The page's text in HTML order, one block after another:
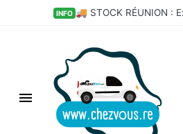
INFO 🚚 STOCK RÉUNION :